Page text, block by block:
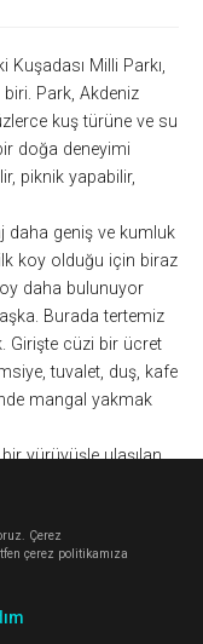
Kuşadası Milli Parkı,
Park, Akdeniz
kuş türüne ve su
doğa deneyimi
piknik yapabilir,
daha geniş ve kumluk
koy olduğu için biraz
daha bulunuyor
Burada tertemiz
Girişte cüzi bir ücret
tuvalet, duş, kafe
mangal yakmak
yürüyüşle ulaşılan
Çerez
çerez politikamıza